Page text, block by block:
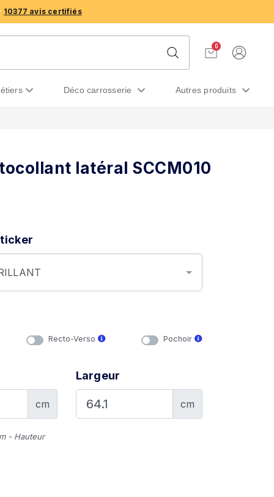
10377 avis certifiés
0
déco carrosserie autres produits
latéral SCCM010
Recto-Verso Pochoir
cm
- Hauteur
Largeur
cm